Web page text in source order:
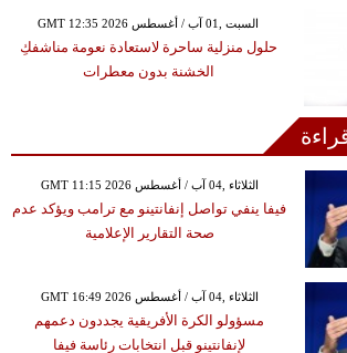
GMT 12:35 2026 السبت ,01 آب / أغسطس
حلول منزلية ساحرة لاستعادة نعومة مناشفكِ
الخشنة بدون معطرات
GMT 11:15 2026 الثلاثاء ,04 آب / أغسطس
فيفا ينفي تواصل إنفانتينو مع ترامب ويؤكد عدم
صحة التقارير الإعلامية
GMT 16:49 2026 الثلاثاء ,04 آب / أغسطس
مسؤولو الكرة الأفريقية يجددون دعمهم
لإنفانتينو قبل انتخابات رئاسة فيفا